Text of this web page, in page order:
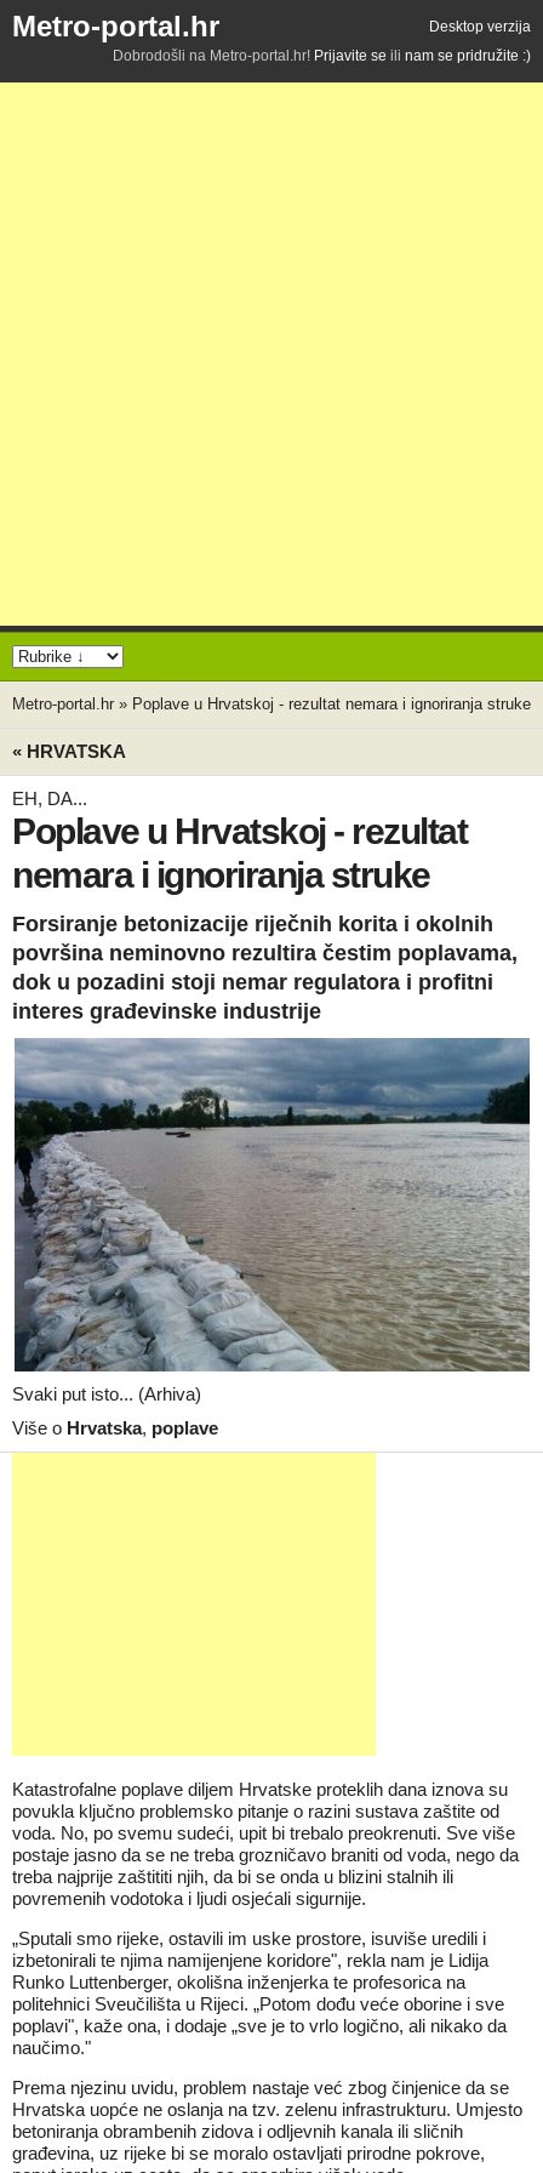
Metro-portal.hr
Desktop verzija
Dobrodošli na Metro-portal.hr! Prijavite se ili nam se pridružite :)
Metro-portal.hr » Poplave u Hrvatskoj - rezultat nemara i ignoriranja struke
« HRVATSKA
EH, DA...
Poplave u Hrvatskoj - rezultat
nemara i ignoriranja struke
Forsiranje betonizacije riječnih korita i okolnih
površina neminovno rezultira čestim poplavama,
dok u pozadini stoji nemar regulatora i profitni
interes građevinske industrije
Svaki put isto... (Arhiva)
Više o Hrvatska, poplave
Katastrofalne poplave diljem Hrvatske proteklih dana iznova su
povukla ključno problemsko pitanje o razini sustava zaštite od
voda. No, po svemu sudeći, upit bi trebalo preokrenuti. Sve više
postaje jasno da se ne treba grozničavo braniti od voda, nego da
treba najprije zaštititi njih, da bi se onda u blizini stalnih ili
povremenih vodotoka i ljudi osjećali sigurnije.
„Sputali smo rijeke, ostavili im uske prostore, isuviše uredili i
izbetonirali te njima namijenjene koridore", rekla nam je Lidija
Runko Luttenberger, okolišna inženjerka te profesorica na
politehnici Sveučilišta u Rijeci. „Potom dođu veće oborine i sve
poplavi", kaže ona, i dodaje „sve je to vrlo logično, ali nikako da
naučimo."
Prema njezinu uvidu, problem nastaje već zbog činjenice da se
Hrvatska uopće ne oslanja na tzv. zelenu infrastrukturu. Umjesto
betoniranja obrambenih zidova i odljevnih kanala ili sličnih
građevina, uz rijeke bi se moralo ostavljati prirodne pokrove,